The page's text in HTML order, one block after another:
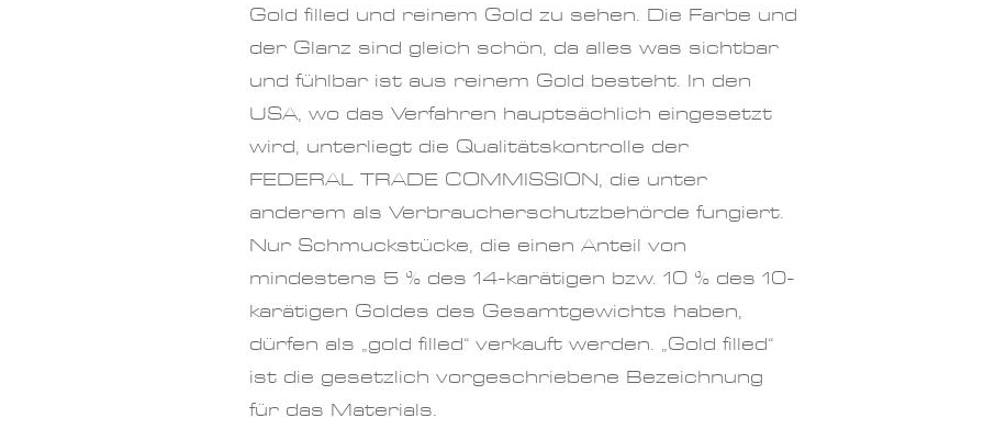
Gold filled und reinem Gold zu sehen. Die Farbe und
der Glanz sind gleich schön, da alles was sichtbar
und fühlbar ist aus reinem Gold besteht. In den
USA, wo das Verfahren hauptsächlich eingesetzt
wird, unterliegt die Qualitätskontrolle der
FEDERAL TRADE COMMISSION, die unter
anderem als Verbraucherschutzbehörde fungiert.
Nur Schmuckstücke, die einen Anteil von
mindestens 5 % des 14-karätigen bzw. 10 % des 10-
karätigen Goldes des Gesamtgewichts haben,
dürfen als „gold filled“ verkauft werden. „Gold filled“
ist die gesetzlich vorgeschriebene Bezeichnung
für das Materials.